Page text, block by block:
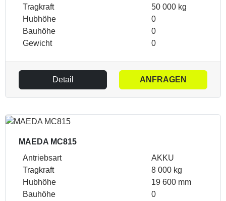
Tragkraft
50 000 kg
Hubhöhe
0
Bauhöhe
0
Gewicht
0
Detail ANFRAGEN
MAEDA MC815
Antriebsart
AKKU
Tragkraft
8 000 kg
Hubhöhe
19 600 mm
Bauhöhe
0